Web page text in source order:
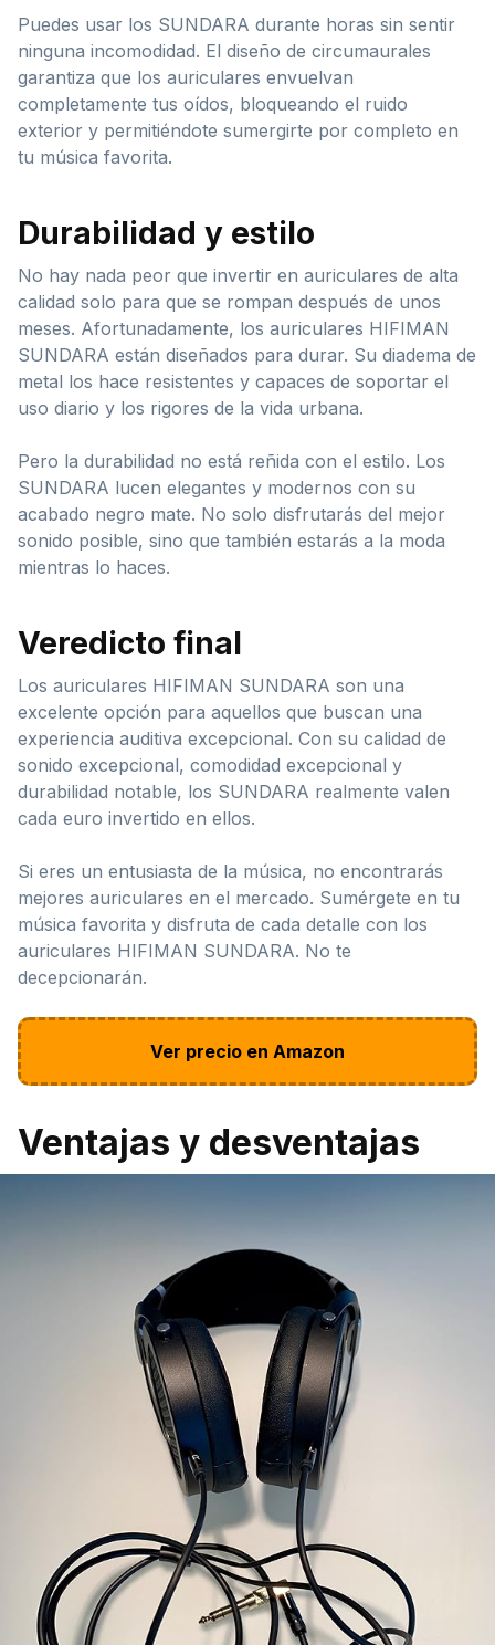
Puedes usar los SUNDARA durante horas sin sentir
ninguna incomodidad. El diseño de circumaurales
garantiza que los auriculares envuelvan
completamente tus oídos, bloqueando el ruido
exterior y permitiéndote sumergirte por completo en
tu música favorita.
Durabilidad y estilo
No hay nada peor que invertir en auriculares de alta
calidad solo para que se rompan después de unos
meses. Afortunadamente, los auriculares HIFIMAN
SUNDARA están diseñados para durar. Su diadema de
metal los hace resistentes y capaces de soportar el
uso diario y los rigores de la vida urbana.
Pero la durabilidad no está reñida con el estilo. Los
SUNDARA lucen elegantes y modernos con su
acabado negro mate. No solo disfrutarás del mejor
sonido posible, sino que también estarás a la moda
mientras lo haces.
Veredicto final
Los auriculares HIFIMAN SUNDARA son una
excelente opción para aquellos que buscan una
experiencia auditiva excepcional. Con su calidad de
sonido excepcional, comodidad excepcional y
durabilidad notable, los SUNDARA realmente valen
cada euro invertido en ellos.
Si eres un entusiasta de la música, no encontrarás
mejores auriculares en el mercado. Sumérgete en tu
música favorita y disfruta de cada detalle con los
auriculares HIFIMAN SUNDARA. No te
decepcionarán.
Ver precio en Amazon
Ventajas y desventajas